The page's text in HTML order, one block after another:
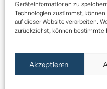
Geräteinformationen zu
Technologien zustimmst,
auf dieser Website verarbeiten.
zurückziehst, können bestimmte
Akzeptieren
Die von dem